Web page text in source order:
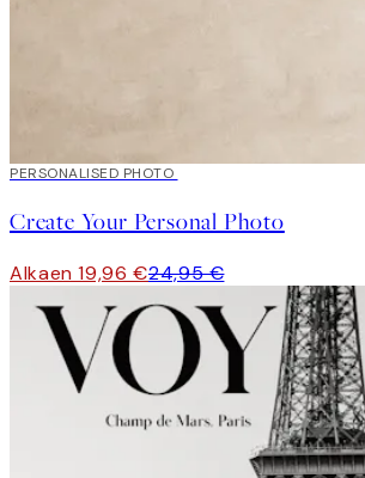
20%*Luo taidetta
PERSONALISED PHOTO
Create Your Personal Photo
Alkaen 19,96 €24,95 €